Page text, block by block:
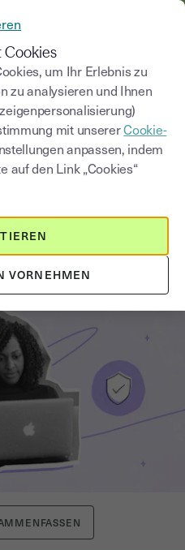
Saisissez un terme
Cookies
um Ihr Erlebnis zu
zu analysieren und Ihnen
mit unsererCookie-
anpassen, indem
auf den Link „Cookies“
VORNEHMEN